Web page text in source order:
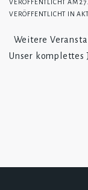
VERÖFFENTLICHT AM
VERÖFFENTLICHT IN
Weitere
Unser komplettes